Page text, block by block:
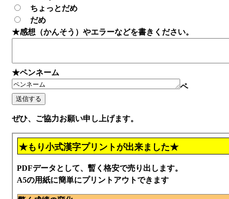
ちょっとだめ
だめ
★感想（かんそう）やエラーなどを書きください。
★ペンネーム
ペ
ぜひ、ご協力お願い申し上げます。